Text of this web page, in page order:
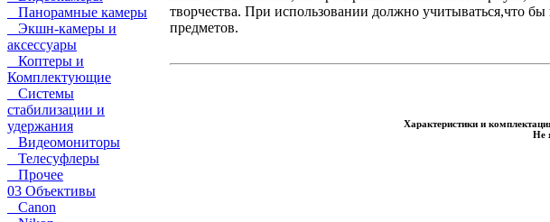
Панорамные камеры
Экшн-камеры и
аксессуары
Коптеры и
Комплектующие
Системы
стабилизации и
удержания
Видеомониторы
Телесуфлеры
Прочее
03 Объективы
Canon
творчества. При использовании должно учитываться,что
предметов.
Характеристики и
Не